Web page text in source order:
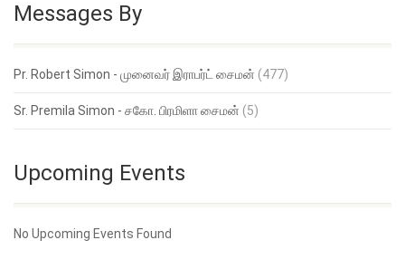
Messages By
Pr. Robert Simon - முனைவர் இராபர்ட் சைமன் (477)
Sr. Premila Simon - சகோ. பிரமிளா சைமன் (5)
Upcoming Events
No Upcoming Events Found